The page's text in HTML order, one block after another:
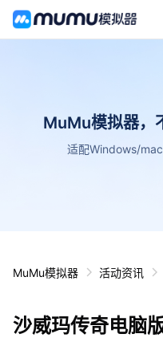
MuMu模拟器，
适配Windows/
MuMu模拟器 活动资讯
沙威玛传奇电脑